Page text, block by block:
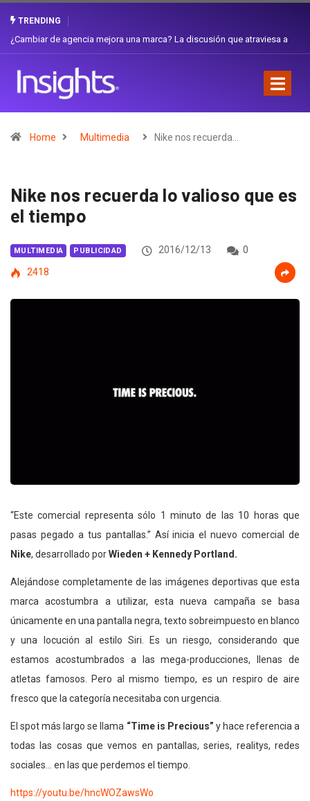
TRENDING
Gabriela Herrera y el arte de cambiarse el sombrero en Corporación
Home Multimedia Nike nos recuerda…
Nike nos recuerda lo valioso que es
el tiempo
MULTIMEDIA PUBLICIDAD 2016/12/13
0
2418
“Este comercial representa sólo 1 minuto de las 10 horas que
pasas pegado a tus pantallas.” Así inicia el nuevo comercial de
Nike, desarrollado porWieden + Kennedy Portland.
Alejándose completamente de las imágenes deportivas que esta
marca acostumbra a utilizar, esta nueva campaña se basa
únicamente en una pantalla negra, texto sobreimpuesto en blanco
y una locución al estilo Siri. Es un riesgo, considerando que
estamos acostumbrados a las mega-producciones, llenas de
atletas famosos. Pero al mismo tiempo, es un respiro de aire
fresco que la categoría necesitaba con urgencia.
El spot más largo se llama “Time is Precious” y hace referencia a
todas las cosas que vemos en pantallas, series, realitys, redes
sociales… en las que perdemos el tiempo.
https://youtu.be/hncWOZawsWo